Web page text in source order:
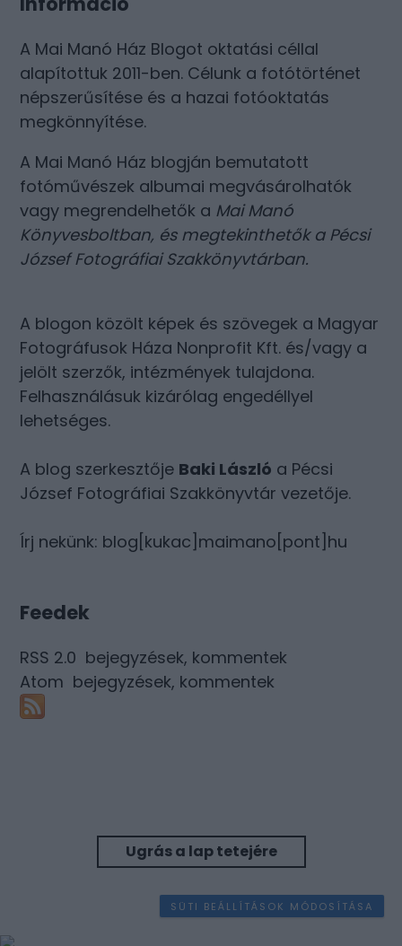
A Mai Manó Ház Blogot oktatási céllal
alapítottuk 2011-ben. Célunk a fotótörténet
népszerűsítése és a hazai fotóoktatás
megkönnyítése.
A Mai Manó Ház blogján bemutatott
fotóművészek albumai megvásárolhatók
vagy megrendelhetők a Mai Manó
Könyvesboltban, és megtekinthetők a Pécsi
József Fotográfiai Szakkönyvtárban.
A blogon közölt képek és szövegek a Magyar
Fotográfusok Háza Nonprofit Kft. és/vagy a
jelölt szerzők, intézmények tulajdona.
Felhasználásuk kizárólag engedéllyel
lehetséges.
A blog szerkesztője Baki László a Pécsi
József Fotográfiai Szakkönyvtár vezetője.
Írj nekünk: blog[kukac]maimano[pont]hu
Feedek
RSS 2.0 bejegyzések, kommentek
Atom bejegyzések, kommentek
Ugrás a lap tetejére
SÜTI BEÁLLÍTÁSOK MÓDOSÍTÁSA